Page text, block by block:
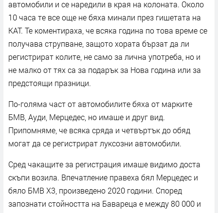
автомобили и се наредили в края на колоната. Около
10 часа те все още не бяха минали през гишетата на
КАТ. Те коментираха, че всяка година по това време се
получава струпване, защото хората бързат да ли
регистрират колите, не само за лична употреба, но и
не малко от тях са за подарък за Нова година или за
предстоящи празници.
По-голяма част от автомобилите бяха от марките
БМВ, Ауди, Мерцедес, но имаше и друг вид.
Припомняме, че всяка сряда и четвъртък до обяд
могат да се регистрират луксозни автомобили.
Сред чакащите за регистрация имаше видимо доста
скъпи возила. Впечатление правеха бял Мерцедес и
бяло БМВ Х3, произведено 2020 години. Според
запознати стойността на Бавареца е между 80 000 и